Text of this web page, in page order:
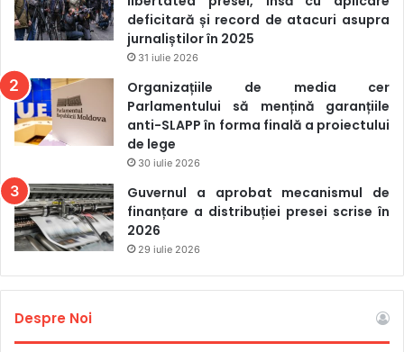
deficitară și record de atacuri asupra
jurnaliștilor în 2025
31 iulie 2026
Organizațiile de media cer
Parlamentului să mențină garanțiile
anti-SLAPP în forma finală a proiectului
de lege
30 iulie 2026
Guvernul a aprobat mecanismul de
finanțare a distribuției presei scrise în
2026
29 iulie 2026
Despre Noi